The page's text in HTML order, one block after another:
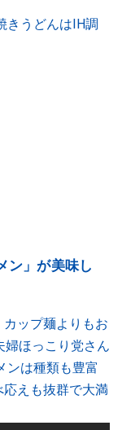
きうどんはIH調
ン」が美味し
ップ麺よりもお
婦ほっこり党さん
ンは種類も豊富
えも抜群で大満